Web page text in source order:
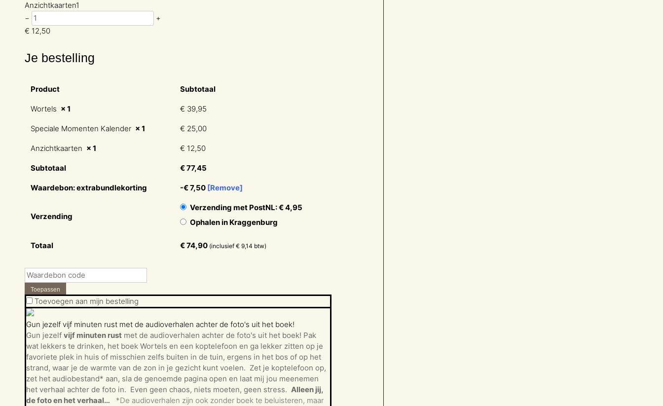
Anzichtkaarten1
−
+
€ 12,50
Je bestelling
Product Subtotaal
Wortels × 1 € 39,95
Speciale Momenten Kalender × 1 € 25,00
Anzichtkaarten × 1 € 12,50
Subtotaal €77,45
Waardebon: extrabundlekorting -€7,50 [Remove]
Verzending
Verzending met PostNL:€4,95
Ophalen in Kraggenburg
Totaal €74,90 (inclusief € 9,14 btw)
Toepassen
Toevoegen aan mijn bestelling
Gun jezelf vijf minuten rust met de audioverhalen achter de foto's uit het boek!
Gun jezelf vijf minuten rust met de audioverhalen achter de foto's uit het boek! Pak
wat lekkers te drinken, het boek Wortels en een koptelefoon en ga lekker zitten op je
favoriete plek in huis of misschien zelfs buiten in de tuin, ergens in het bos of op het
strand, waar je de warmte van de zon in je gezicht kunt voelen. Zet je koptelefoon op,
zet het audiobestand* aan, sla de genoemde pagina open en laat mij jou meenemen
het verhaal achter de foto in. Even geen chaos, niets moeten, geen stress. Alleen jij,
de foto en het verhaal… *De audioverhalen zijn ook zonder boek te beluisteren, maar